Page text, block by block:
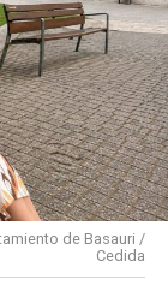
de Basauri /
Cedida